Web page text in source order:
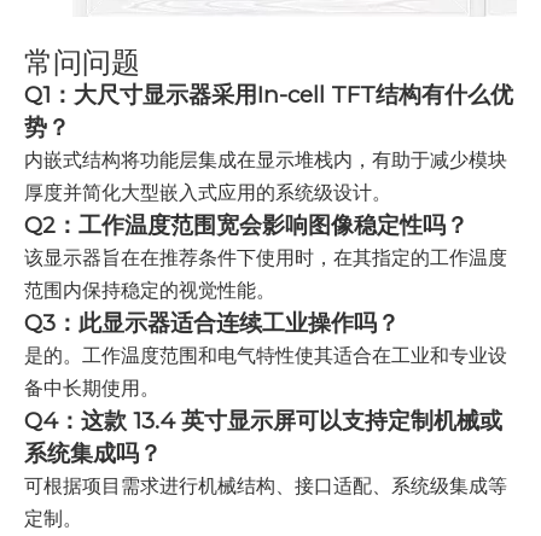
常问问题
Q1：大尺寸显示器采用In-cell TFT结构有什么优
势？
内嵌式结构将功能层集成在显示堆栈内，有助于减少模块
厚度并简化大型嵌入式应用的系统级设计。
Q2：工作温度范围宽会影响图像稳定性吗？
该显示器旨在在推荐条件下使用时，在其指定的工作温度
范围内保持稳定的视觉性能。
Q3：此显示器适合连续工业操作吗？
是的。工作温度范围和电气特性使其适合在工业和专业设
备中长期使用。
Q4：这款 13.4 英寸显示屏可以支持定制机械或
系统集成吗？
可根据项目需求进行机械结构、接口适配、系统级集成等
定制。